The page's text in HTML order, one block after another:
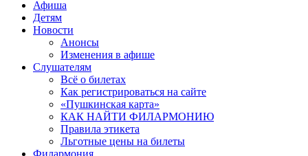
Афиша
Детям
Новости
Анонсы
Изменения в афише
Слушателям
Всё о билетах
Как регистрироваться на сайте
«Пушкинская карта»
КАК НАЙТИ ФИЛАРМОНИЮ
Правила этикета
Льготные цены на билеты